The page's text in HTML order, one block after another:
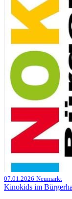
07.01.2026 Neumarkt
Kinokids im